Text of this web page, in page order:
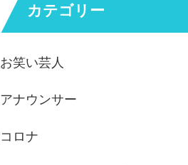
カテゴリー
お笑い芸人
アナウンサー
コロナ